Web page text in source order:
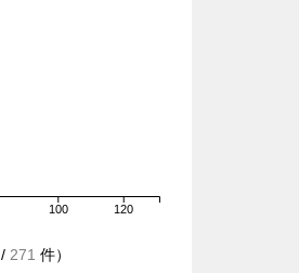
100 120
/ 271 件）